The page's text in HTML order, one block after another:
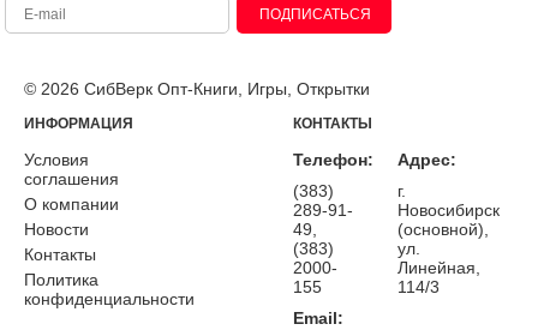
ПОДПИСАТЬСЯ
© 2026 СибВерк Опт-Книги, Игры, Открытки
ИНФОРМАЦИЯ
Условия
соглашения
О компании
Новости
Контакты
Политика
конфиденциальности
КОНТАКТЫ
Телефон:
(383)
289-91-
49,
(383)
2000-
155
Email:
Адрес:
г.
Новосибирск
(основной),
ул.
Линейная,
114/3